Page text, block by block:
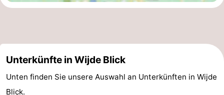
Unterkünfte in Wijde Blick
Unten finden Sie unsere Auswahl an Unterkünften in Wijde
Blick.